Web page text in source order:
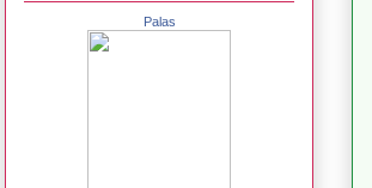
Palas